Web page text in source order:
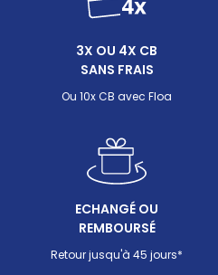
3X OU 4X CB
SANS FRAIS
Ou 10x CB avec Floa
ECHANGÉ OU
REMBOURSÉ
Retour jusqu'à 45 jours*